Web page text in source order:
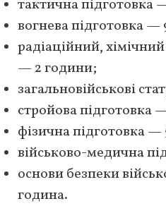
тактична підготовка
вогнева підготовка —
радіаційний,
— 2 години;
загальновійськові
стройова підготовка
фізична підготовка —
військово-медична
основи безпеки
година.